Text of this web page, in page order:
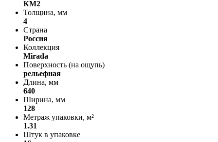
КМ2
Толщина, мм
4
Страна
Россия
Коллекция
Mirada
Поверхность (на ощупь)
рельефная
Длина, мм
640
Ширина, мм
128
Метраж упаковки, м²
1.31
Штук в упаковке